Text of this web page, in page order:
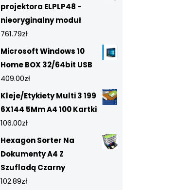
projektora ELPLP48 -
nieoryginalny moduł
761.79zł
Microsoft Windows 10
Home BOX 32/64bit USB
409.00zł
Kleje/Etykiety Multi 3 199
6X144 5Mm A4 100 Kartki
106.00zł
Hexagon Sorter Na
Dokumenty A4 Z
Szufladą Czarny
102.89zł